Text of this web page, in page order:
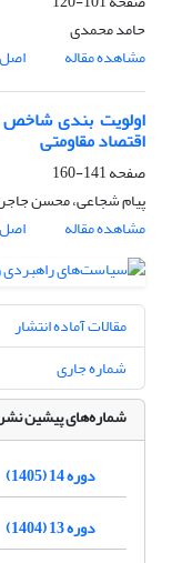
حامد محمدی
مشاهده مقاله
اولویت بندی شاخص
اقتصاد مقاومتی
صفحه141-160
پیام شجاعی، محسن
مشاهده مقاله
مقالات آماده انتشار
شماره جاری
شماره‌های پیشین
دوره 14 (1405)
دوره 13 (1404)